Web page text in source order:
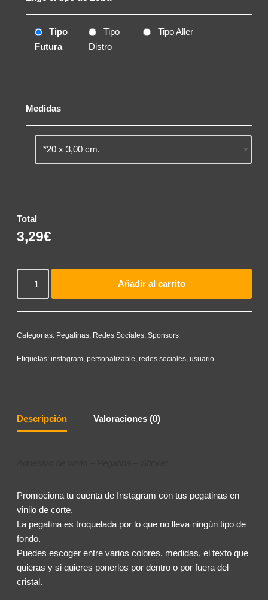
Tipo
Futura
Tipo
Distro
Tipo Aller
Medidas
Total
3,29€
Añadir al carrito
Categorías: Pegatinas, Redes Sociales, Sponsors
Etiquetas: instagram, personalizable, redes sociales, usuario
Descripción Valoraciones (0)
Promociona tu cuenta de Instagram con tus pegatinas en
vinilo de corte.
La pegatina es troquelada por lo que no lleva ningún tipo de
fondo.
Puedes escoger entre varios colores, medidas, el texto que
quieras y si quieres ponerlos por dentro o por fuera del
cristal.